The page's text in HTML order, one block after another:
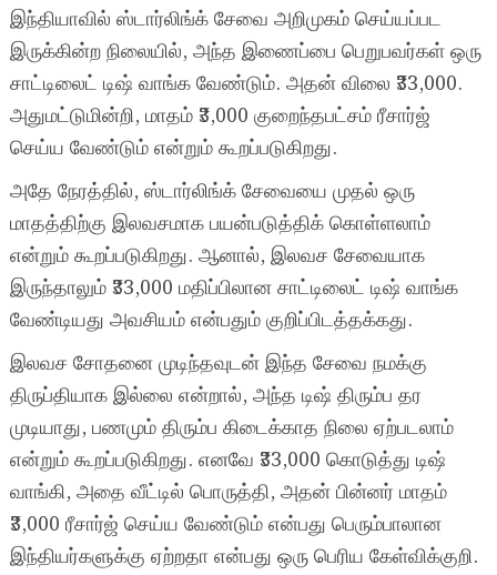
இந்தியாவில் ஸ்டார்லிங்க் சேவை அறிமுகம் செய்யப்பட
இருக்கின்ற நிலையில், அந்த இணைப்பை பெறுபவர்கள் ஒரு
சாட்டிலைட் டிஷ் வாங்க வேண்டும். அதன் விலை ₹33,000.
அதுமட்டுமின்றி, மாதம் ₹3,000 குறைந்தபட்சம் ரீசார்ஜ்
செய்ய வேண்டும் என்றும் கூறப்படுகிறது.
அதே நேரத்தில், ஸ்டார்லிங்க் சேவையை முதல் ஒரு
மாதத்திற்கு இலவசமாக பயன்படுத்திக் கொள்ளலாம்
என்றும் கூறப்படுகிறது. ஆனால், இலவச சேவையாக
இருந்தாலும் ₹33,000 மதிப்பிலான சாட்டிலைட் டிஷ் வாங்க
வேண்டியது அவசியம் என்பதும் குறிப்பிடத்தக்கது.
இலவச சோதனை முடிந்தவுடன் இந்த சேவை நமக்கு
திருப்தியாக இல்லை என்றால், அந்த டிஷ் திரும்ப தர
முடியாது, பணமும் திரும்ப கிடைக்காத நிலை ஏற்படலாம்
என்றும் கூறப்படுகிறது. எனவே ₹33,000 கொடுத்து டிஷ்
வாங்கி, அதை வீட்டில் பொருத்தி, அதன் பின்னர் மாதம்
₹3,000 ரீசார்ஜ் செய்ய வேண்டும் என்பது பெரும்பாலான
இந்தியர்களுக்கு ஏற்றதா என்பது ஒரு பெரிய கேள்விக்குறி.